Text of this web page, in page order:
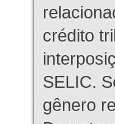
crédito
SELIC.
gênero